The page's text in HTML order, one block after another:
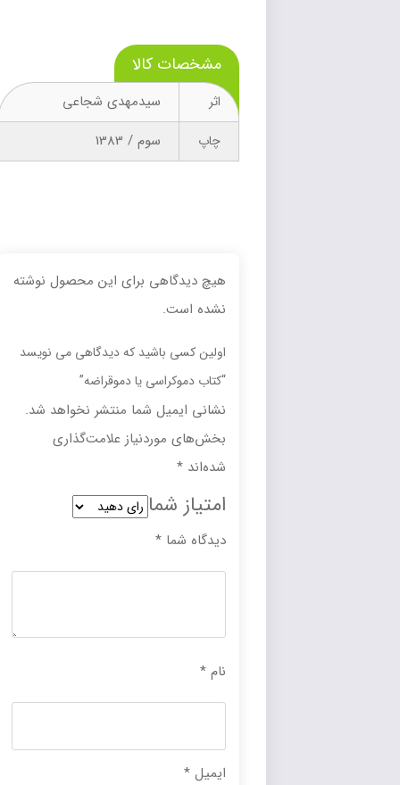
مشخصات کالا
سیدمهدی شجاعی
سوم / 1383
هیچ دیدگاهی برای این محصول نوشته
نشده است.
اولین کسی باشید که دیدگاهی می نویسد
“کتاب دموکراسی یا دموقراضه”
نشانی ایمیل شما منتشر نخواهد شد.
بخش‌های موردنیاز علامت‌گذاری
*
امتیاز شما
دیدگاه شما*